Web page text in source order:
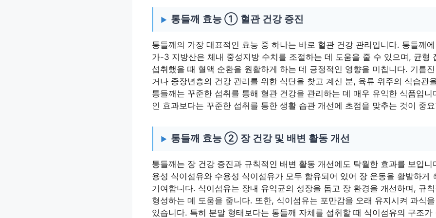
통들깨 효능 ① 혈관 건강 증진
통들깨의 가장 대표적인 효능 중 하나는 바로 혈관 건강 관리입니다. 통들깨
가-3 지방산은 체내 중성지방 수치를 조절하는 데 도움을 줄 수 있으며, 균형
섭취했을 때 혈액 순환을 원활하게 하는 데 긍정적인 영향을 미칩니다. 기름
거나 중장년층의 건강 관리를 위한 식단을 찾고 계신 분, 육류 위주의 식습관
통들깨는 꾸준한 섭취를 통해 혈관 건강을 관리하는 데 매우 유익한 식품입니
인 효과보다는 꾸준한 섭취를 통한 생활 습관 개선에 초점을 맞추는 것이 중
통들깨 효능 ② 장 건강 및 배변 활동 개선
통들깨는 장 건강 증진과 규칙적인 배변 활동 개선에도 탁월한 효과를 보입니
용성 식이섬유와 수용성 식이섬유가 모두 함유되어 있어 장 운동을 활발하게
기여합니다. 식이섬유는 장내 유익균의 성장을 돕고 장 환경을 개선하며, 규
형성하는 데 도움을 줍니다. 또한, 식이섬유는 포만감을 오래 유지시켜 과식
있습니다. 특히 분말 형태보다는 통들깨 자체를 섭취할 때 식이섬유의 구조가